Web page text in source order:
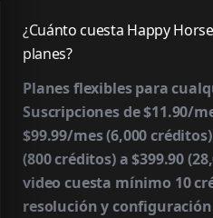
¿Cuánto cuesta Happy
planes?
Planes flexibles para
Suscripciones de $11.90/
$99.99/mes (6,000
(800 créditos) a $399.90
video cuesta mínimo 10
resolución y